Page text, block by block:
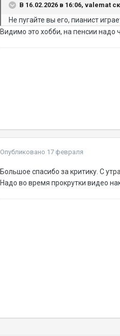
В 16.02.2026 в 16:06, valemat
Не пугайте вы его, пианист
Видимо это хобби, на пенсии
Опубликовано 17 февраля
Большое спасибо за критику. С
Надо во время прокрутки видео